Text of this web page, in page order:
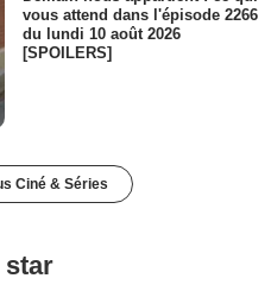
vous attend dans l'épisode 2266
du lundi 10 août 2026
[SPOILERS]
Ciné & Séries
star